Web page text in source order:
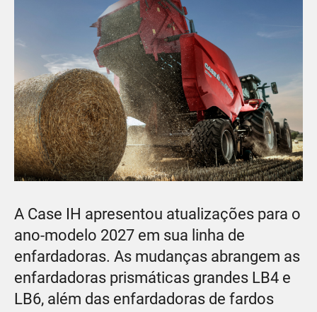
A Case IH apresentou atualizações para o
ano-modelo 2027 em sua linha de
enfardadoras. As mudanças abrangem as
enfardadoras prismáticas grandes LB4 e
LB6, além das enfardadoras de fardos